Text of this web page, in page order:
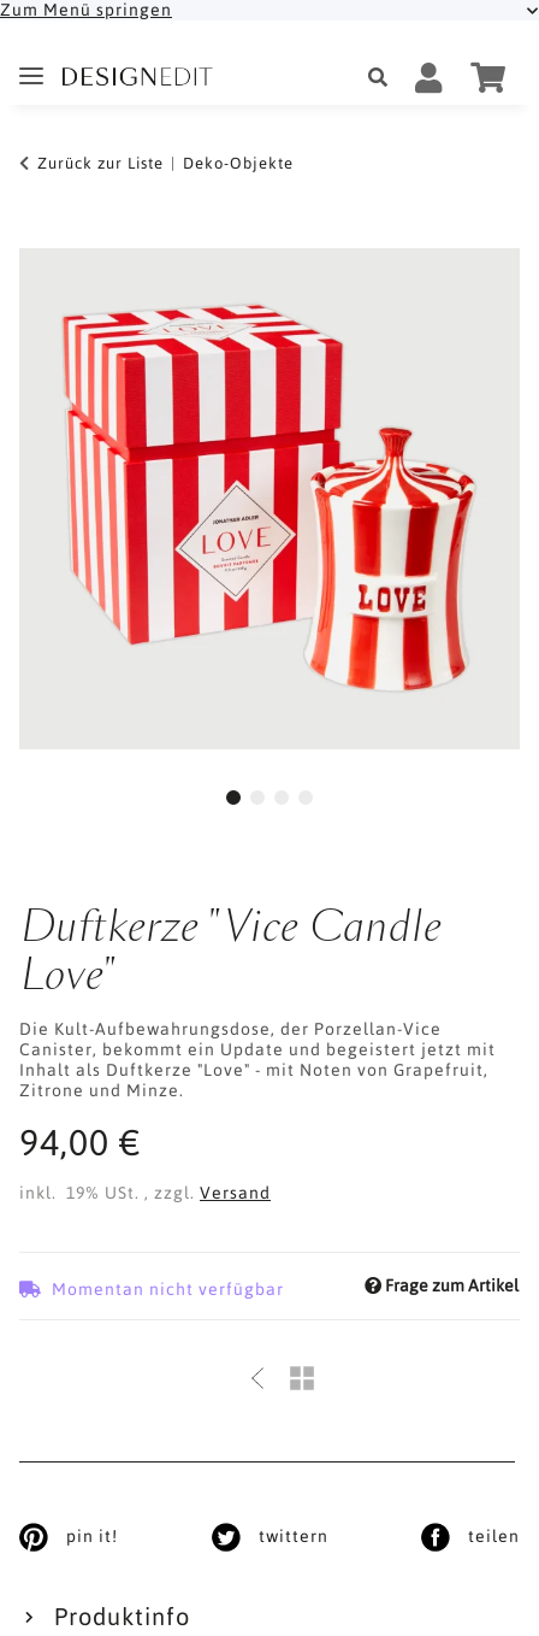
Zum Menü springen
Zurück zur Liste Deko-Objekte
Duftkerze "Vice Candle
Love"
Die Kult-Aufbewahrungsdose, der Porzellan-Vice
Canister, bekommt ein Update und begeistert jetzt mit
Inhalt als Duftkerze "Love" - mit Noten von Grapefruit,
Zitrone und Minze.
94,00 €
inkl. 19% USt. , zzgl. Versand
Momentan nicht verfügbar Frage zum Artikel
pin it! twittern teilen
Produktinfo